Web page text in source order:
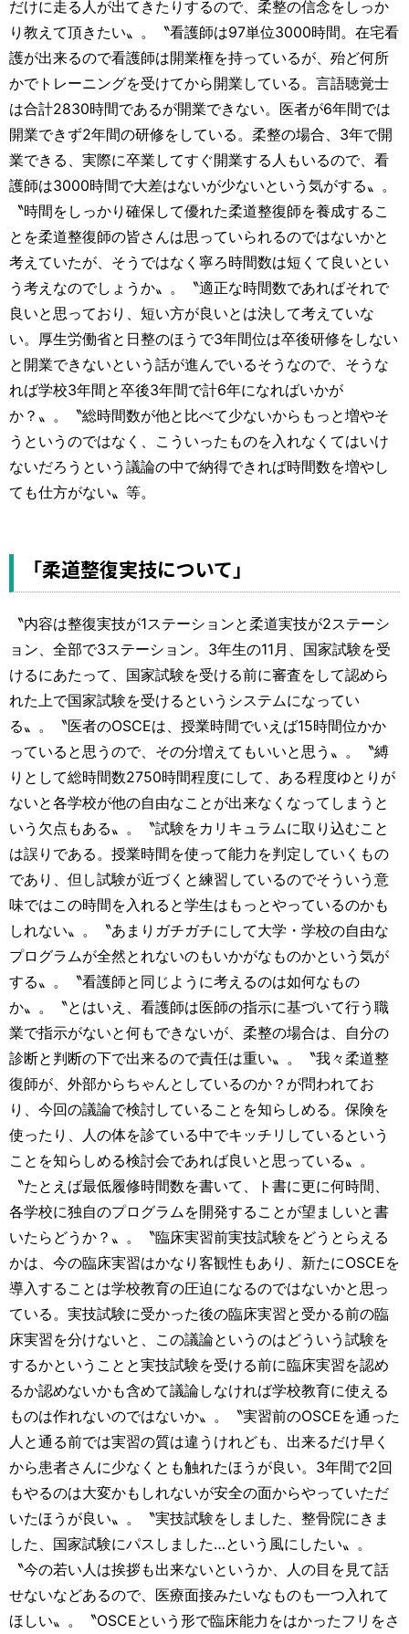
だけに走る人が出てきたりするので、柔整の信念をしっか
り教えて頂きたい〟。〝看護師は97単位3000時間。在宅看
護が出来るので看護師は開業権を持っているが、殆ど何所
かでトレーニングを受けてから開業している。言語聴覚士
は合計2830時間であるが開業できない。医者が6年間では
開業できず2年間の研修をしている。柔整の場合、3年で開
業できる、実際に卒業してすぐ開業する人もいるので、看
護師は3000時間で大差はないが少ないという気がする〟。
〝時間をしっかり確保して優れた柔道整復師を養成するこ
とを柔道整復師の皆さんは思っていられるのではないかと
考えていたが、そうではなく寧ろ時間数は短くて良いとい
う考えなのでしょうか〟。〝適正な時間数であればそれで
良いと思っており、短い方が良いとは決して考えていな
い。厚生労働省と日整のほうで3年間位は卒後研修をしない
と開業できないという話が進んでいるそうなので、そうな
れば学校3年間と卒後3年間で計6年になればいかが
か？〟。〝総時間数が他と比べて少ないからもっと増やそ
うというのではなく、こういったものを入れなくてはいけ
ないだろうという議論の中で納得できれば時間数を増やし
ても仕方がない〟等。
「柔道整復実技について」
〝内容は整復実技が1ステーションと柔道実技が2ステーシ
ョン、全部で3ステーション。3年生の11月、国家試験を受
けるにあたって、国家試験を受ける前に審査をして認めら
れた上で国家試験を受けるというシステムになってい
る〟。〝医者のOSCEは、授業時間でいえば15時間位かか
っていると思うので、その分増えてもいいと思う〟。〝縛
りとして総時間数2750時間程度にして、ある程度ゆとりが
ないと各学校が他の自由なことが出来なくなってしまうと
いう欠点もある〟。〝試験をカリキュラムに取り込むこと
は誤りである。授業時間を使って能力を判定していくもの
であり、但し試験が近づくと練習しているのでそういう意
味ではこの時間を入れると学生はもっとやっているのかも
しれない〟。〝あまりガチガチにして大学・学校の自由な
プログラムが全然とれないのもいかがなものかという気が
する〟。〝看護師と同じように考えるのは如何なもの
か〟。〝とはいえ、看護師は医師の指示に基づいて行う職
業で指示がないと何もできないが、柔整の場合は、自分の
診断と判断の下で出来るので責任は重い〟。〝我々柔道整
復師が、外部からちゃんとしているのか？が問われてお
り、今回の議論で検討していることを知らしめる。保険を
使ったり、人の体を診ている中でキッチリしているという
ことを知らしめる検討会であれば良いと思っている〟。
〝たとえば最低履修時間数を書いて、ト書に更に何時間、
各学校に独自のプログラムを開発することが望ましいと書
いたらどうか？〟。〝臨床実習前実技試験をどうとらえる
かは、今の臨床実習はかなり客観性もあり、新たにOSCEを
導入することは学校教育の圧迫になるのではないかと思っ
ている。実技試験に受かった後の臨床実習と受かる前の臨
床実習を分けないと、この議論というのはどういう試験を
するかということと実技試験を受ける前に臨床実習を認め
るか認めないかも含めて議論しなければ学校教育に使える
ものは作れないのではないか〟。〝実習前のOSCEを通った
人と通る前では実習の質は違うけれども、出来るだけ早く
から患者さんに少なくとも触れたほうが良い。3年間で2回
もやるのは大変かもしれないが安全の面からやっていただ
いたほうが良い〟。〝実技試験をしました、整骨院にきま
した、国家試験にパスしました…という風にしたい〟。
〝今の若い人は挨拶も出来ないというか、人の目を見て話
せないなどあるので、医療面接みたいなものも一つ入れて
ほしい〟。〝OSCEという形で臨床能力をはかったフリをさ